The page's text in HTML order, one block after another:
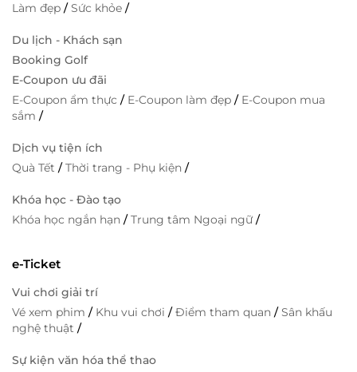
Làm đẹp /Sức khỏe /
Du lịch - Khách sạn
Booking Golf
E-Coupon ưu đãi
E-Coupon ẩm thực / E-Coupon làm đẹp / E-Coupon mua
sắm /
Dịch vụ tiện ích
Quà Tết /Thời trang - Phụ kiện /
Khóa học - Đào tạo
Khóa học ngắn hạn /Trung tâm Ngoại ngữ/
e-Ticket
Vui chơi giải trí
Vé xem phim / Khu vui chơi /Điểm tham quan /Sân khấu
nghệ thuật /
Sự kiện văn hóa thể thao